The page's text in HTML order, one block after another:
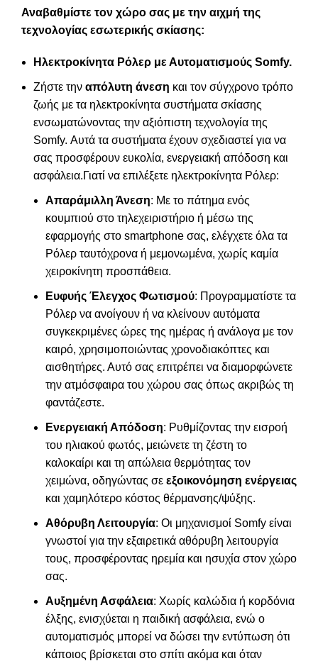
Αναβαθμίστε τον χώρο σας με την αιχμή της
τεχνολογίας εσωτερικής σκίασης:
Ηλεκτροκίνητα Ρόλερ με Αυτοματισμούς Somfy.
Ζήστε την απόλυτη άνεση και τον σύγχρονο τρόπο
ζωής με τα ηλεκτροκίνητα συστήματα σκίασης
ενσωματώνοντας την αξιόπιστη τεχνολογία της
Somfy. Αυτά τα συστήματα έχουν σχεδιαστεί για να
σας προσφέρουν ευκολία, ενεργειακή απόδοση και
ασφάλεια.Γιατί να επιλέξετε ηλεκτροκίνητα Ρόλερ:
Απαράμιλλη Άνεση: Με το πάτημα ενός
κουμπιού στο τηλεχειριστήριο ή μέσω της
εφαρμογής στο smartphone σας, ελέγχετε όλα τα
Ρόλερ ταυτόχρονα ή μεμονωμένα, χωρίς καμία
χειροκίνητη προσπάθεια.
Ευφυής Έλεγχος Φωτισμού: Προγραμματίστε τα
Ρόλερ να ανοίγουν ή να κλείνουν αυτόματα
συγκεκριμένες ώρες της ημέρας ή ανάλογα με τον
καιρό, χρησιμοποιώντας χρονοδιακόπτες και
αισθητήρες. Αυτό σας επιτρέπει να διαμορφώνετε
την ατμόσφαιρα του χώρου σας όπως ακριβώς τη
φαντάζεστε.
Ενεργειακή Απόδοση: Ρυθμίζοντας την εισροή
του ηλιακού φωτός, μειώνετε τη ζέστη το
καλοκαίρι και τη απώλεια θερμότητας τον
χειμώνα, οδηγώντας σε εξοικονόμηση ενέργειας
και χαμηλότερο κόστος θέρμανσης/ψύξης.
Αθόρυβη Λειτουργία: Οι μηχανισμοί Somfy είναι
γνωστοί για την εξαιρετικά αθόρυβη λειτουργία
τους, προσφέροντας ηρεμία και ησυχία στον χώρο
σας.
Αυξημένη Ασφάλεια: Χωρίς καλώδια ή κορδόνια
έλξης, ενισχύεται η παιδική ασφάλεια, ενώ ο
αυτοματισμός μπορεί να δώσει την εντύπωση ότι
κάποιος βρίσκεται στο σπίτι ακόμα και όταν